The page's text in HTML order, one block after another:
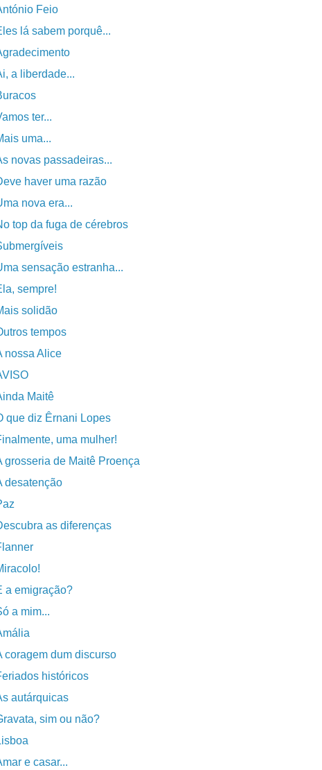
Feio
lá sabem porquê...
a liberdade...
ter...
uma...
novas passadeiras...
haver uma razão
nova era...
top da fuga de cérebros
sensação estranha...
sempre!
solidão
tempos
nossa Alice
Maitê
que diz Êrnani Lopes
uma mulher!
grosseria de Maitê Proença
desatenção
as diferenças
a emigração?
a mim...
coragem dum discurso
históricos
autárquicas
sim ou não?
e casar...